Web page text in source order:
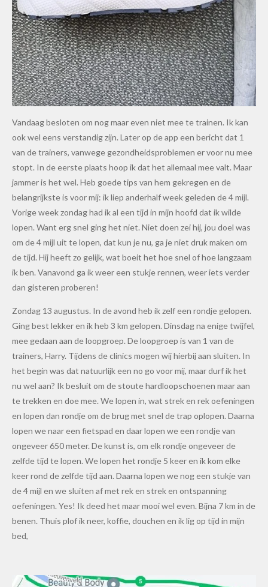
Vandaag besloten om nog maar even niet mee te trainen. Ik kan
ook wel eens verstandig zijn. Later op de app een bericht dat 1
van de trainers, vanwege gezondheidsproblemen er voor nu mee
stopt. In de eerste plaats hoop ik dat het allemaal mee valt. Maar
jammer is het wel. Heb goede tips van hem gekregen en de
belangrijkste is voor mij: ik liep anderhalf week geleden de 4 mijl.
Vorige week zondag had ik al een tijd in mijn hoofd dat ik wilde
lopen. Want erg snel ging het niet. Niet doen zei hij, jou doel was
om de 4 mijl uit te lopen, dat kun je nu, ga je niet druk maken om
de tijd. Hij heeft zo gelijk, wat boeit het hoe snel of hoe langzaam
ik ben. Vanavond ga ik weer een stukje rennen, weer iets verder
dan gisteren proberen!
Zondag 13 augustus. In de avond heb ik zelf een rondje gelopen.
Ging best lekker en ik heb 3 km gelopen. Dinsdag na enige twijfel,
mee gedaan aan de loopgroep. De loopgroep is van 1 van de
trainers, Harry. Tijdens de clinics mogen wij hierbij aan sluiten. In
het begin was dat natuurlijk een no go voor mij, maar durf ik het
nu wel aan? Ik besluit om de stoute hardloopschoenen maar aan
te trekken en doe mee. We lopen in, wat strek en rek oefeningen
en lopen dan rondje om de brug met snel de trap oplopen. Daarna
lopen we naar een fietspad en daar lopen we een rondje van
ongeveer 650 meter. De kunst is, om elk rondje ongeveer de
zelfde tijd te lopen. We lopen het rondje 5 keer en ik kom elke
keer rond de zelfde tijd aan. Daarna lopen we nog een stukje van
de 4 mijl en we sluiten af met rek en strek en ontspanning
oefeningen. Yes! Ik deed het maar mooi wel even. Bijna 7 km in de
benen. Thuis plof ik neer, koffie, douchen en ik lig op tijd in mijn
bed,